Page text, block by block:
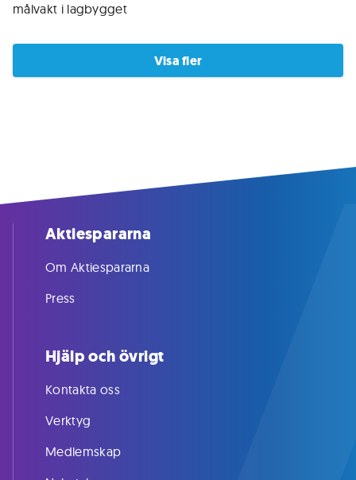
målvakt i lagbygget
Visa fler
Aktiespararna
Om Aktiespararna
Press
Hjälp och övrigt
Kontakta oss
Verktyg
Medlemskap